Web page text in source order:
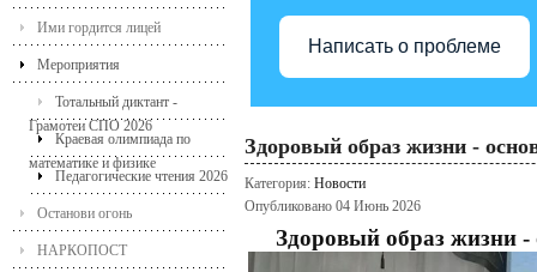
Ими гордится лицей
Мероприятия
Тотальный диктант -
Грамотеи СПО 2026
Краевая олимпиада по
математике и физике
Педагогические чтения 2026
Останови огонь
НАРКОПОСТ
Написать о проблеме
Здоровый образ жизни -
Категория: Новости
Опубликовано 04 Июнь 2026
Здоровый образ жизни